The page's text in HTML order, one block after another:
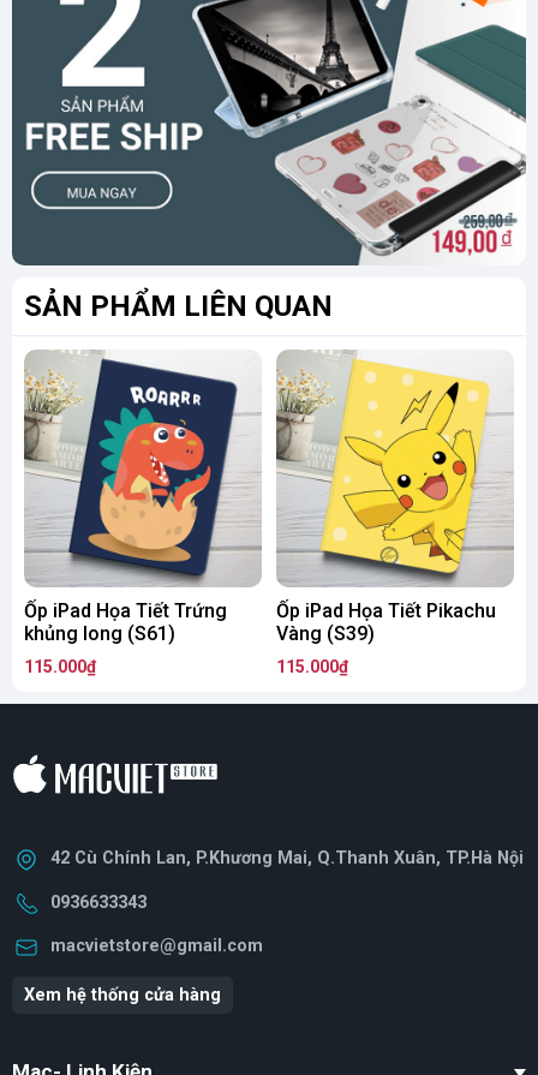
SẢN PHẨM LIÊN QUAN
Ốp iPad Họa Tiết Trứng
khủng long (S61)
115.000₫
Ốp iPad Họa Tiết Pikachu
Vàng (S39)
115.000₫
42 Cù Chính Lan, P.Khương Mai, Q.Thanh Xuân, TP.Hà Nội
0936633343
macvietstore@gmail.com
Xem hệ thống cửa hàng